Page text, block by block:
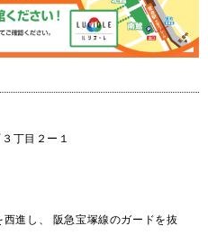
丁目２ー１
進し、 阪急宝塚線のガードを抜